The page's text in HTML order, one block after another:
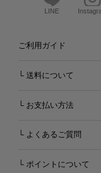
LINE
ご利用ガイド
└ 送料について
└ お支払い方法
└ よくあるご質問
└ ポイントについて